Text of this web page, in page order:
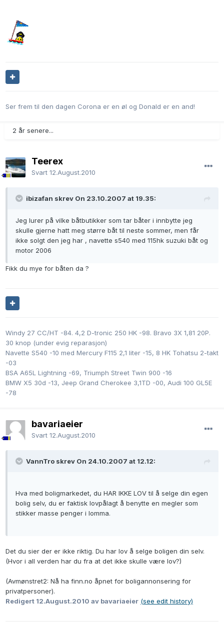
Ser frem til den dagen Corona er en øl og Donald er en and!
2 år senere...
Teerex
Svart 12.August.2010
ibizafan skrev On 23.10.2007 at 19.35:
Jeg lurer på vilke båtbutikker som tar båter i innbytte jeg
skulle gjerne hatt meg større båt til neste sommer, men får
ikke solgt den jeg har , navette s540 med 115hk suzuki båt og
motor 2006
Fikk du mye for båten da ?
Windy 27 CC/HT -84. 4,2 D-tronic 250 HK -98. Bravo 3X 1,81 20P.
30 knop (under evig reparasjon)
Navette S540 -10 med Mercury F115 2,1 liter -15, 8 HK Tohatsu 2-takt
-03
BSA A65L Lightning -69, Triumph Street Twin 900 -16
BMW X5 30d -13, Jeep Grand Cherokee 3,1TD -00, Audi 100 GL5E
-78
bavariaeier
Svart 12.August.2010
VannTro skrev On 24.10.2007 at 12.12:
Hva med boligmarkedet, du HAR IKKE LOV til å selge din egen
bolig selv, du er faktisk lovpålagt å benytte en megler som
stikker masse penger i lomma.
Det du sier der er ikke riktig. Du har lov å selge boligen din selv.
(Hvor i all verden har du fra at det ikke skulle være lov?)
(Avmønstret2: Nå ha finn.no åpnet for boligannonsering for
privatpersoner).
Redigert 12.August.2010 av bavariaeier (see edit history)